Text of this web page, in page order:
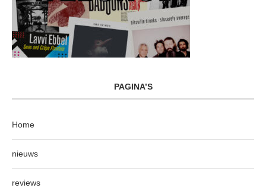
PAGINA’S
Home
nieuws
reviews